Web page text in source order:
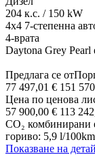
204 к.с. / 150 kW
4x4 7-степенна
4-врата
Daytona Grey Pearl
Предлага се от
77 497,01 € 151
Цена по ценова
57 900,00 € 113
CO₂ комбинирани
гориво: 5,9 l/100km
Показване на